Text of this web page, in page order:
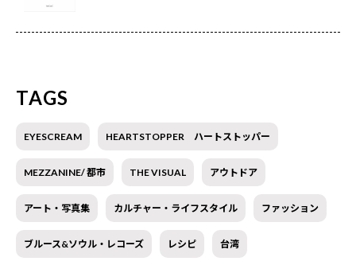
TAGS
EYESCREAM HEARTSTOPPER ハートストッパー
MEZZANINE/ 都市 THE VISUAL アウトドア
アート・写真集 カルチャー・ライフスタイル ファッション
ブルース&ソウル・レコーズ レシピ 台湾